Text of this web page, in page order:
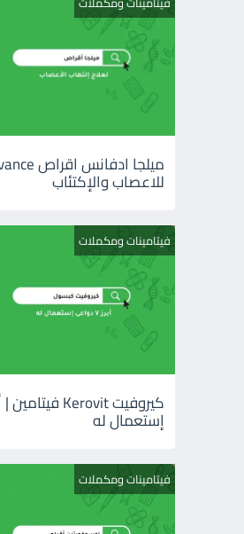
للاعصاب والإكتئاب
فيتامينات ومكملات
إستعمال له
فيتامينات ومكملات